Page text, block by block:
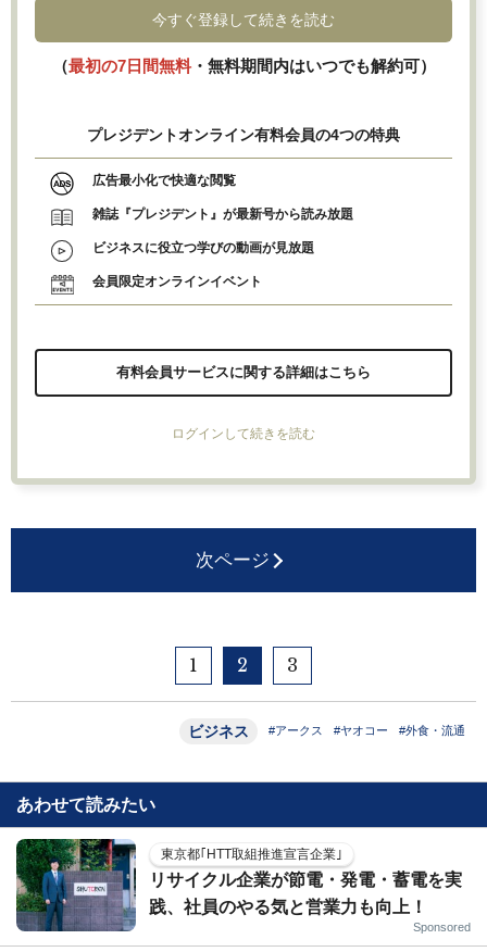
今すぐ登録して続きを読む
（最初の7日間無料・無料期間内はいつでも解約可）
プレジデントオンライン有料会員の4つの特典
広告最小化で快適な閲覧
雑誌『プレジデント』が最新号から読み放題
ビジネスに役立つ学びの動画が見放題
会員限定オンラインイベント
有料会員サービスに関する詳細はこちら
ログインして続きを読む
次ページ
1 2 3
ビジネス #アークス #ヤオコー #外食・流通
あわせて読みたい
東京都｢HTT取組推進宣言企業｣
リサイクル企業が節電・発電・蓄電を実
践、社員のやる気と営業力も向上！
Sponsored